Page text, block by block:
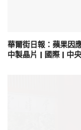
華爾街日報：蘋果因
中製晶片 | 國際 | 中